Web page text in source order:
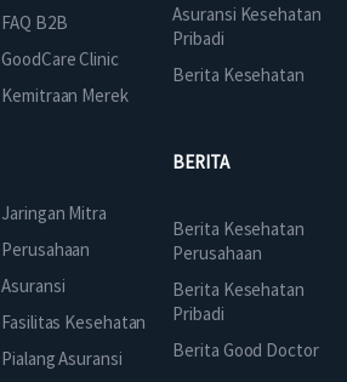
FAQ B2B
GoodCare Clinic
Kemitraan Merek
Asuransi Kesehatan
Pribadi
Berita Kesehatan
Jaringan Mitra
Perusahaan
Asuransi
Fasilitas Kesehatan
Pialang Asuransi
BERITA
Berita Kesehatan
Perusahaan
Berita Kesehatan
Pribadi
Berita Good Doctor